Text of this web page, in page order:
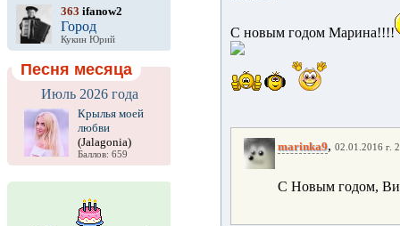
363 ifanow2
Город
Кукин Юрий
Песня месяца
Июль 2026 года
Крылья моей
любви
(Jalagonia)
Баллов: 659
С новым годом Марина!!!!
marinka9, 02.01.2016 г.
С Новым годом,